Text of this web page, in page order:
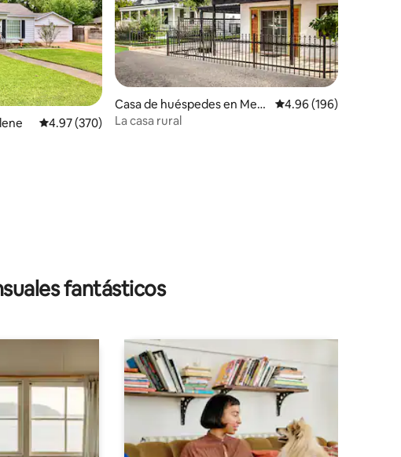
reseñas
Calificación promedio: 4.97 de 5, 370 reseñas
4.97 (370)
Casa de huéspedes en Merk
el
Calificación promedio:
4.96 (196)
La casa rural
fantásticos